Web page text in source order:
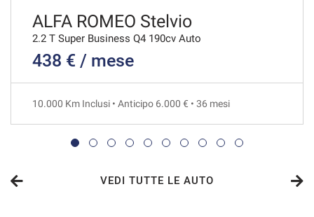
VEDI
847€/mese
36 Mesi
ALFA ROMEO Stelvio
2.2 T Super Business Q4 190cv Auto
438 € / mese
10.000 Km Inclusi • Anticipo 6.000 € • 36 mesi
VEDI TUTTE LE AUTO